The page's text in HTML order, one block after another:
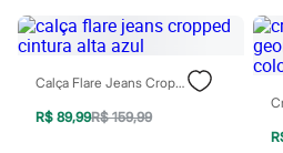
Jeans
Polos
Bolsas e Mochilas
Chapéus e Bonés
Cintos
Calça Flare Jeans Cropped Cintura Alta Azul
R$ 89,99R$ 159,99